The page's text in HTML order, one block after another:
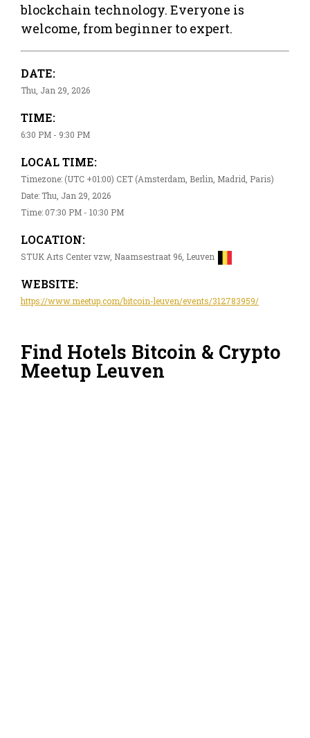
blockchain technology. Everyone is
welcome, from beginner to expert.
DATE:
Thu, Jan 29, 2026
TIME:
6:30 PM - 9:30 PM
LOCAL TIME:
Timezone: (UTC +01:00) CET (Amsterdam, Berlin, Madrid, Paris)
Date: Thu, Jan 29, 2026
Time: 07:30 PM - 10:30 PM
LOCATION:
STUK Arts Center vzw, Naamsestraat 96, Leuven
WEBSITE:
https://www.meetup.com/bitcoin-leuven/events/312783959/
Find Hotels Bitcoin & Crypto
Meetup Leuven